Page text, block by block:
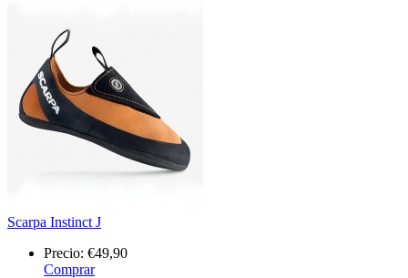
Scarpa Instinct J
Precio: €49,90
Comprar